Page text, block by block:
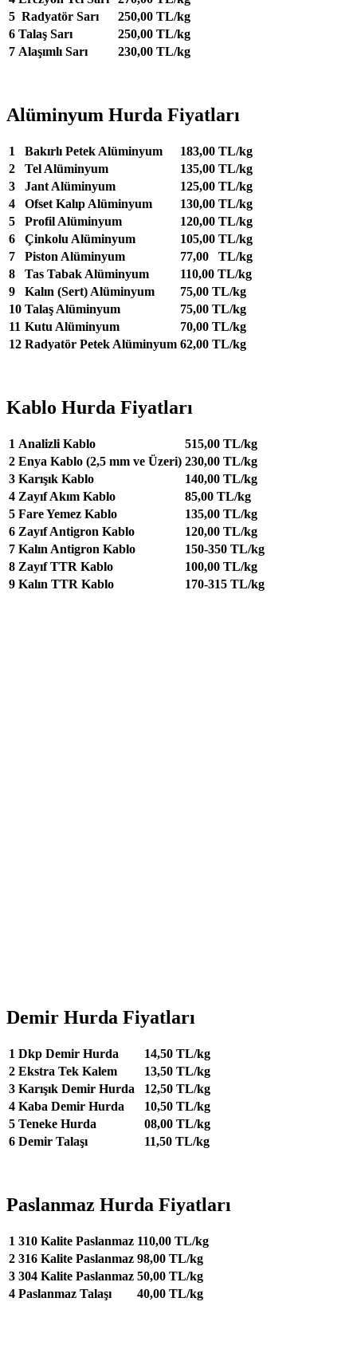
5 Radyatör Sarı
250,00 TL/kg
6 Talaş Sarı
250,00 TL/kg
7 Alaşımlı Sarı 230,00 TL/kg
Alüminyum Hurda Fiyatları
1 Bakırlı Petek Alüminyum
183,00 TL/kg
2
Tel Alüminyum
135,00 TL/kg
3
Jant Alüminyum
125,00 TL/kg
4
Ofset Kalıp Alüminyum
130,00 TL/kg
5
Profil Alüminyum
120,00 TL/kg
6
Çinkolu Alüminyum
105,00 TL/kg
7
Piston Alüminyum
77,00 TL/kg
8
Tas Tabak Alüminyum
110,00 TL/kg
9
Kalın (Sert) Alüminyum
75,00 TL/kg
10 Talaş Alüminyum
75,00 TL/kg
11 Kutu Alüminyum
70,00 TL/kg
12 Radyatör Petek Alüminyum 62,00 TL/kg
Kablo Hurda Fiyatları
1 Analizli Kablo
515,00 TL/kg
2 Enya Kablo (2,5 mm ve Üzeri) 230,00 TL/kg
3 Karışık Kablo
140,00 TL/kg
4 Zayıf Akım Kablo
85,00 TL/kg
5 Fare Yemez Kablo
135,00 TL/kg
6 Zayıf Antigron Kablo
120,00 TL/kg
7 Kalın Antigron Kablo
150-350 TL/kg
8 Zayıf TTR Kablo
100,00 TL/kg
9 Kalın TTR Kablo 170-315 TL/kg
Demir Hurda Fiyatları
1 Dkp Demir Hurda
14,50 TL/kg
2 Ekstra Tek Kalem
13,50 TL/kg
3 Karışık Demir Hurda
12,50 TL/kg
4 Kaba Demir Hurda
10,50 TL/kg
5 Teneke Hurda
08,00 TL/kg
6 Demir Talaşı 11,50 TL/kg
Paslanmaz Hurda Fiyatları
1 310 Kalite Paslanmaz 110,00 TL/kg
2 316 Kalite Paslanmaz 98,00 TL/kg
3 304 Kalite Paslanmaz 50,00 TL/kg
4 Paslanmaz Talaşı 40,00 TL/kg